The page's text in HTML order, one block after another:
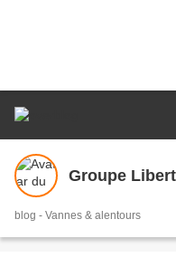
Groupe
blog - Vannes & alentours